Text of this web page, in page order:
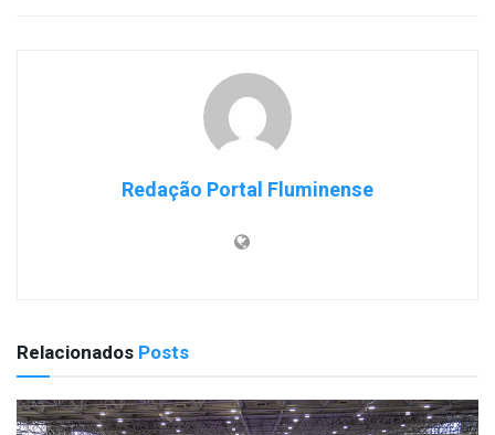
Redação Portal Fluminense
Relacionados Posts